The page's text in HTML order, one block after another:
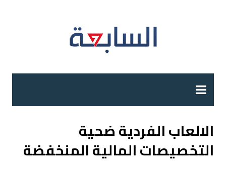
الالعاب الفردية ضحية
التخصيصات المالية المنخفضة